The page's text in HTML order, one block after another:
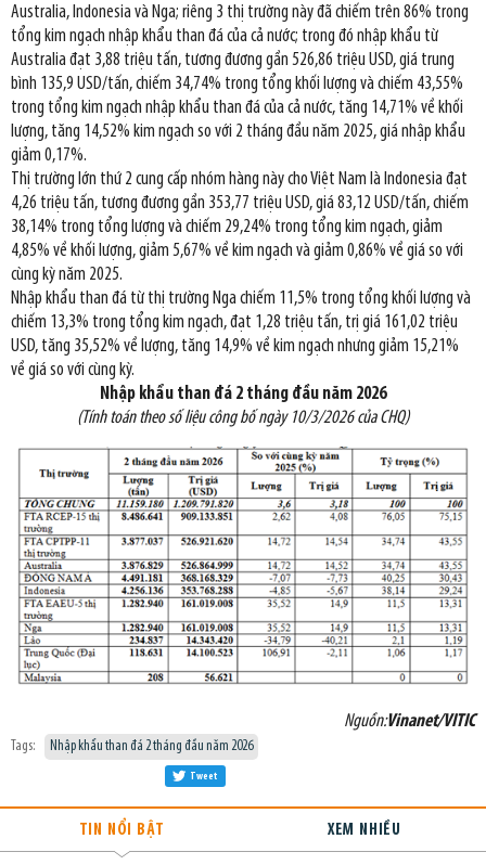
Australia, Indonesia và Nga; riêng 3 thị trường này đã chiếm trên 86% trong
tổng kim ngạch nhập khẩu than đá của cả nước; trong đó nhập khẩu từ
Australia đạt 3,88 triệu tấn, tương đương gần 526,86 triệu USD, giá trung
bình 135,9 USD/tấn, chiếm 34,74% trong tổng khối lượng và chiếm 43,55%
trong tổng kim ngạch nhập khẩu than đá của cả nước, tăng 14,71% về khối
lượng, tăng 14,52% kim ngạch so với 2 tháng đầu năm 2025, giá nhập khẩu
giảm 0,17%.
Thị trường lớn thứ 2 cung cấp nhóm hàng này cho Việt Nam là Indonesia đạt
4,26 triệu tấn, tương đương gần 353,77 triệu USD, giá 83,12 USD/tấn, chiếm
38,14% trong tổng lượng và chiếm 29,24% trong tổng kim ngạch, giảm
4,85% về khối lượng, giảm 5,67% về kim ngạch và giảm 0,86% về giá so với
cùng kỳ năm 2025.
Nhập khẩu than đá từ thị trường Nga chiếm 11,5% trong tổng khối lượng và
chiếm 13,3% trong tổng kim ngạch, đạt 1,28 triệu tấn, trị giá 161,02 triệu
USD, tăng 35,52% về lượng, tăng 14,9% về kim ngạch nhưng giảm 15,21%
về giá so với cùng kỳ.
Nhập khẩu than đá 2 tháng đầu năm 2026
(Tính toán theo số liệu công bố ngày 10/3/2026 của CHQ)
Nguồn:Vinanet/VITIC
Tags: Nhập khẩu than đá 2 tháng đầu năm 2026
Tweet
TIN NỔI BẬT XEM NHIỀU